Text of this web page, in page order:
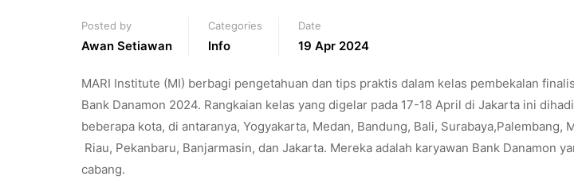
Posted by
Awan Setiawan
Categories
Info
Date
19 Apr 2024
MARI Institute (MI) berbagi pengetahuan dan tips praktis dalam kelas pembekalan
Bank Danamon 2024. Rangkaian kelas yang digelar pada 17-18 April di Jakarta ini
beberapa kota, di antaranya, Yogyakarta, Medan, Bandung, Bali, Surabaya,Palembang,
Riau, Pekanbaru, Banjarmasin, dan Jakarta. Mereka adalah karyawan Bank Danamon
cabang.